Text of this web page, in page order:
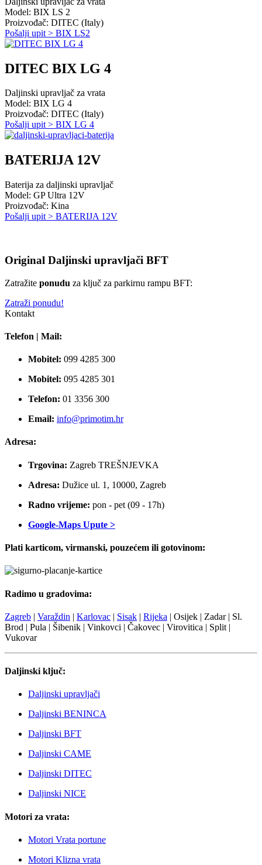
Model: BIX LS 2
Proizvođač: DITEC (Italy)
Pošalji upit > BIX LS2
DITEC BIX LG 4
Daljinski upravljač za vrata
Model: BIX LG 4
Proizvođač: DITEC (Italy)
Pošalji upit > BIX LG 4
BATERIJA 12V
Baterija za daljinski upravljač
Model: GP Ultra 12V
Proizvođač: Kina
Pošalji upit > BATERIJA 12V
Original Daljinski upravljači BFT
Zatražite ponudu za ključ za parkirnu rampu BFT:
Zatraži ponudu!
Kontakt
Telefon | Mail:
Mobitel: 099 4285 300
Mobitel: 095 4285 301
Telefon: 01 3356 300
Email: info@primotim.hr
Adresa:
Trgovina: Zagreb TREŠNJEVKA
Adresa: Dužice ul. 1, 10000, Zagreb
Radno vrijeme: pon - pet (09 - 17h)
Google-Maps Upute >
Plati karticom, virmanski, pouzećem ili gotovinom:
Radimo u gradovima:
Zagreb | Varaždin | Karlovac | Sisak | Rijeka | Osijek | Zadar | Sl.
Brod | Pula | Šibenik | Vinkovci | Čakovec | Virovitica | Split |
Vukovar
Daljinski ključ:
Daljinski upravljači
Daljinski BENINCA
Daljinski BFT
Daljinski CAME
Daljinski DITEC
Daljinski NICE
Motori za vrata:
Motori Vrata portune
Motori Klizna vrata